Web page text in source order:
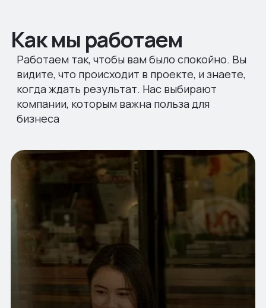
Как мы работаем
Работаем так, чтобы вам было спокойно. Вы
видите, что происходит в проекте, и знаете,
когда ждать результат. Нас выбирают
компании, которым важна польза для
бизнеса